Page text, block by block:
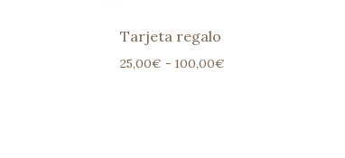
Tarjeta regalo
25,00€ - 100,00€